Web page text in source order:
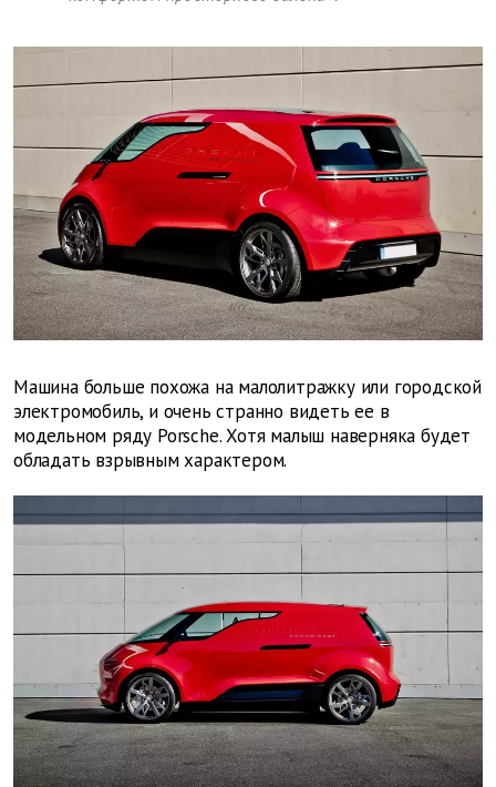
Машина больше похожа на малолитражку или городской
электромобиль, и очень странно видеть ее в
модельном ряду Porsche. Хотя малыш наверняка будет
обладать взрывным характером.